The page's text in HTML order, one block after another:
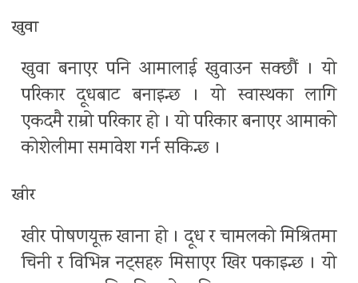
खुवा
खुवा बनाएर पनि आमालाई खुवाउन सक्छौं । यो
परिकार दूधबाट बनाइन्छ । यो स्वास्थका लागि
एकदमै राम्रो परिकार हो । यो परिकार बनाएर आमाको
कोशेलीमा समावेश गर्न सकिन्छ ।
खीर
खीर पोषणयूक्त खाना हो । दूध र चामलको मिश्रितमा
चिनी र विभिन्न नट्सहरु मिसाएर खिर पकाइन्छ । यो